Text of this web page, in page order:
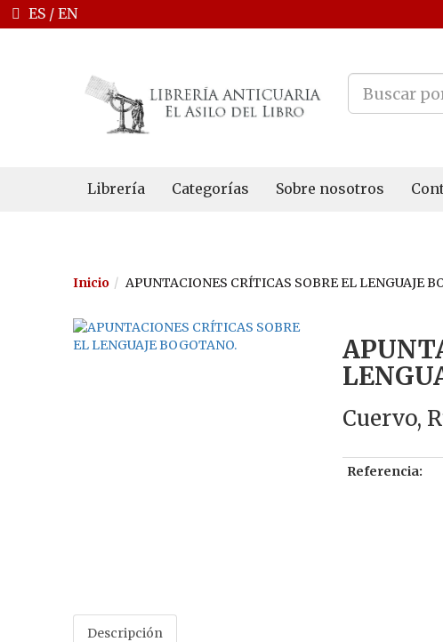
ES / EN
Librería Categorías Sobre nosotros
Inicio APUNTACIONES CRÍTICAS SOBRE EL LENGUAJE
Cuervo,
Referencia:
Descripción